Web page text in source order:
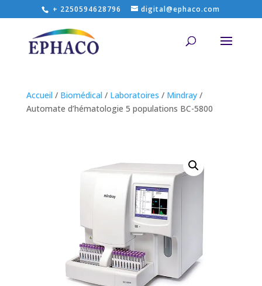
+ 2250594628796 digital@ephaco.com
Accueil / Biomédical / Laboratoires / Mindray/
Automate d’hématologie 5 populations BC-5800